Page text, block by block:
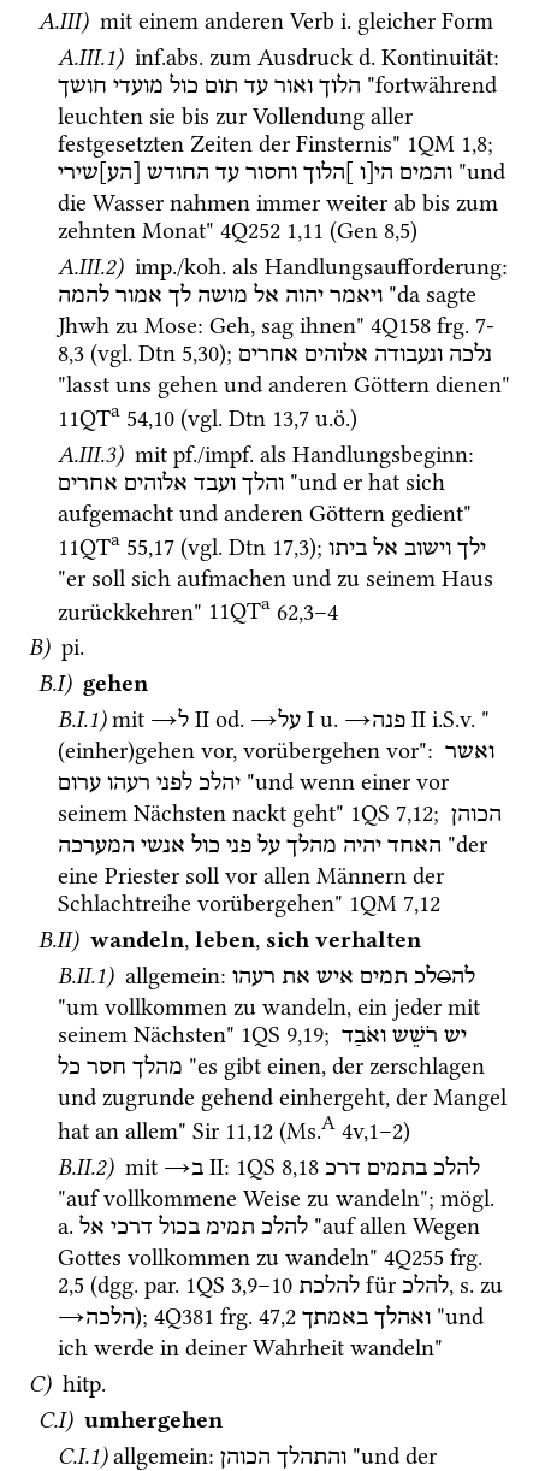
A.III) mit einem anderen Verb i. gleicher Form
A.III.1) inf.abs. zum Ausdruck d. Kontinuität
הלוך ואור עד תום כול מועדי חושך
"fortwährend
leuchten sie bis zur Vollendung aller
festgesetzten Zeiten der Finsternis" 1QM 1,8
והמים הי[ו ]הלוך וחסור עד החודש [הע]שירי
"und
die Wasser nahmen immer weiter ab bis zum
zehnten Monat" 4Q252 1,11 (Gen 8,5)
A.III.2) imp./koh. als Handlungsaufforderung
ויאמר יהוה אל מושה לך אמור להמה
"da sagte
Jhwh zu Mose: Geh, sag ihnen" 4Q158 frg. 7-
8,3 (vgl. Dtn 5,30); נלכה ונעבודה אלוהים אחרים
11QTa 54,10 (vgl. Dtn 13,7 u.ö.)
A.III.3) mit pf./impf. als Handlungsbeginn
והלך ועבד אלוהים אחרים
"und er hat sich
11QTa 55,17 (vgl. Dtn 17,3); ילך וישוב אל ביתו
"er soll sich aufmachen und zu seinem Haus
zurückkehren" 11QTa 62,3–4
B) pi.
B.I) gehen
B.I.1)mit →ל ‎ II od. →על ‎ I u. →פנה ‎ II i.S.v. "
(einher)gehen vor, vorübergehen vor": ואשר
יהלכ לפני רעהו ערום
"und wenn einer vor
seinem Nächsten nackt geht" 1QS 7,12; הכוהן
האחד יהיה מהלך על פני כול אנשי המערכה
"der
eine Priester soll vor allen Männern der
Schlachtreihe vorübergehen" 1QM 7,12
B.II) wandeln, leben, sich verhalten
B.II.1) allgemein: לה○לכ תמים איש את רעהו
"um vollkommen zu wandeln, ein jeder mit
seinem Nächsten" 1QS 9,19; יש רֹשֵׁש ואֹבַד
מהלך חסר כל
"es gibt einen, der zerschlagen
und zugrunde gehend einhergeht, der Mangel
hat an allem" Sir 11,12 (Ms.A 4v,1–2)
B.II.2) mit →ב ‎ II: 1QS 8,18 להלכ בתמים דרכ
"auf vollkommene Weise zu wandeln"; mögl.
a.
להלכ תמימ בכול דרכי אל
"auf allen Wegen
Gottes vollkommen zu wandeln" 4Q255 frg.
2,5 (dgg. par. 1QS 3,9–10 להלכת für להלכ, s.
→הלכה); 4Q381 frg. 47,2 ואהלך באמתך
"und
ich werde in deiner Wahrheit wandeln"
C) hitp.
C.I) umhergehen
C.I.1)allgemein: והתהלך הכוהן
"und der